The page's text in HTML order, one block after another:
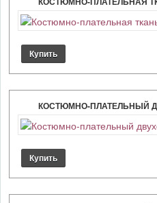
КОСТЮМНО-ПЛАТЕЛЬНЫЙ